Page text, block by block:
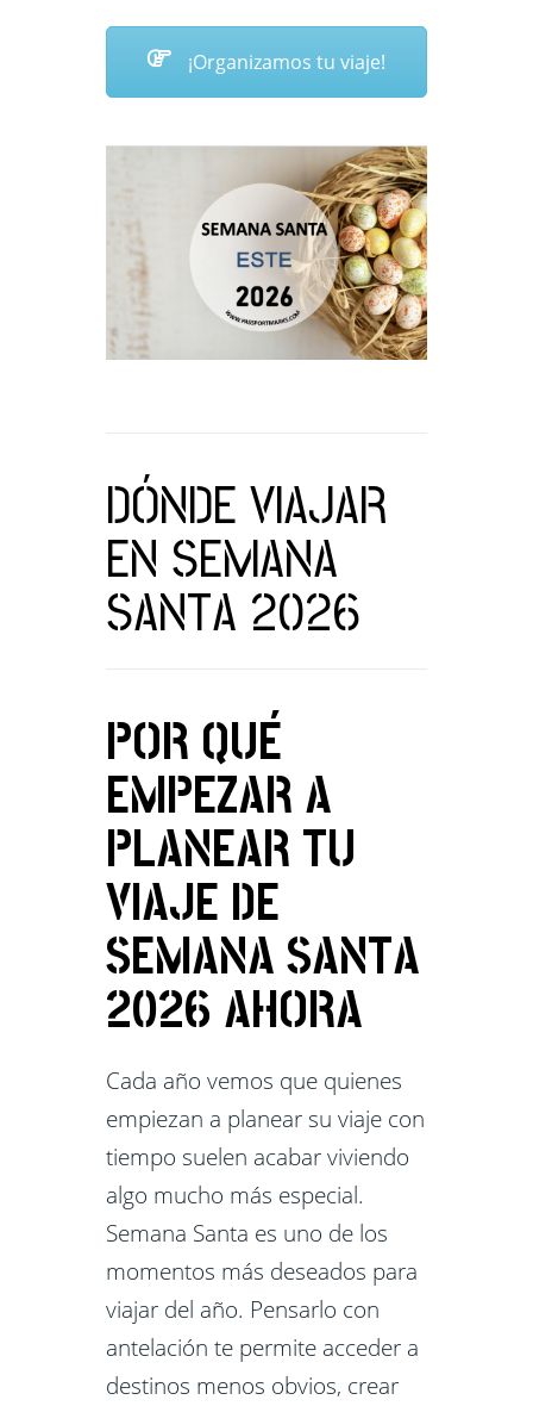
¡Organizamos tu viaje!
DÓNDE VIAJAR
EN SEMANA
SANTA 2026
POR QUÉ
EMPEZAR A
PLANEAR TU
VIAJE DE
SEMANA SANTA
2026 AHORA
Cada año vemos que quienes
empiezan a planear su viaje con
tiempo suelen acabar viviendo
algo mucho más especial.
Semana Santa es uno de los
momentos más deseados para
viajar del año. Pensarlo con
antelación te permite acceder a
destinos menos obvios, crear